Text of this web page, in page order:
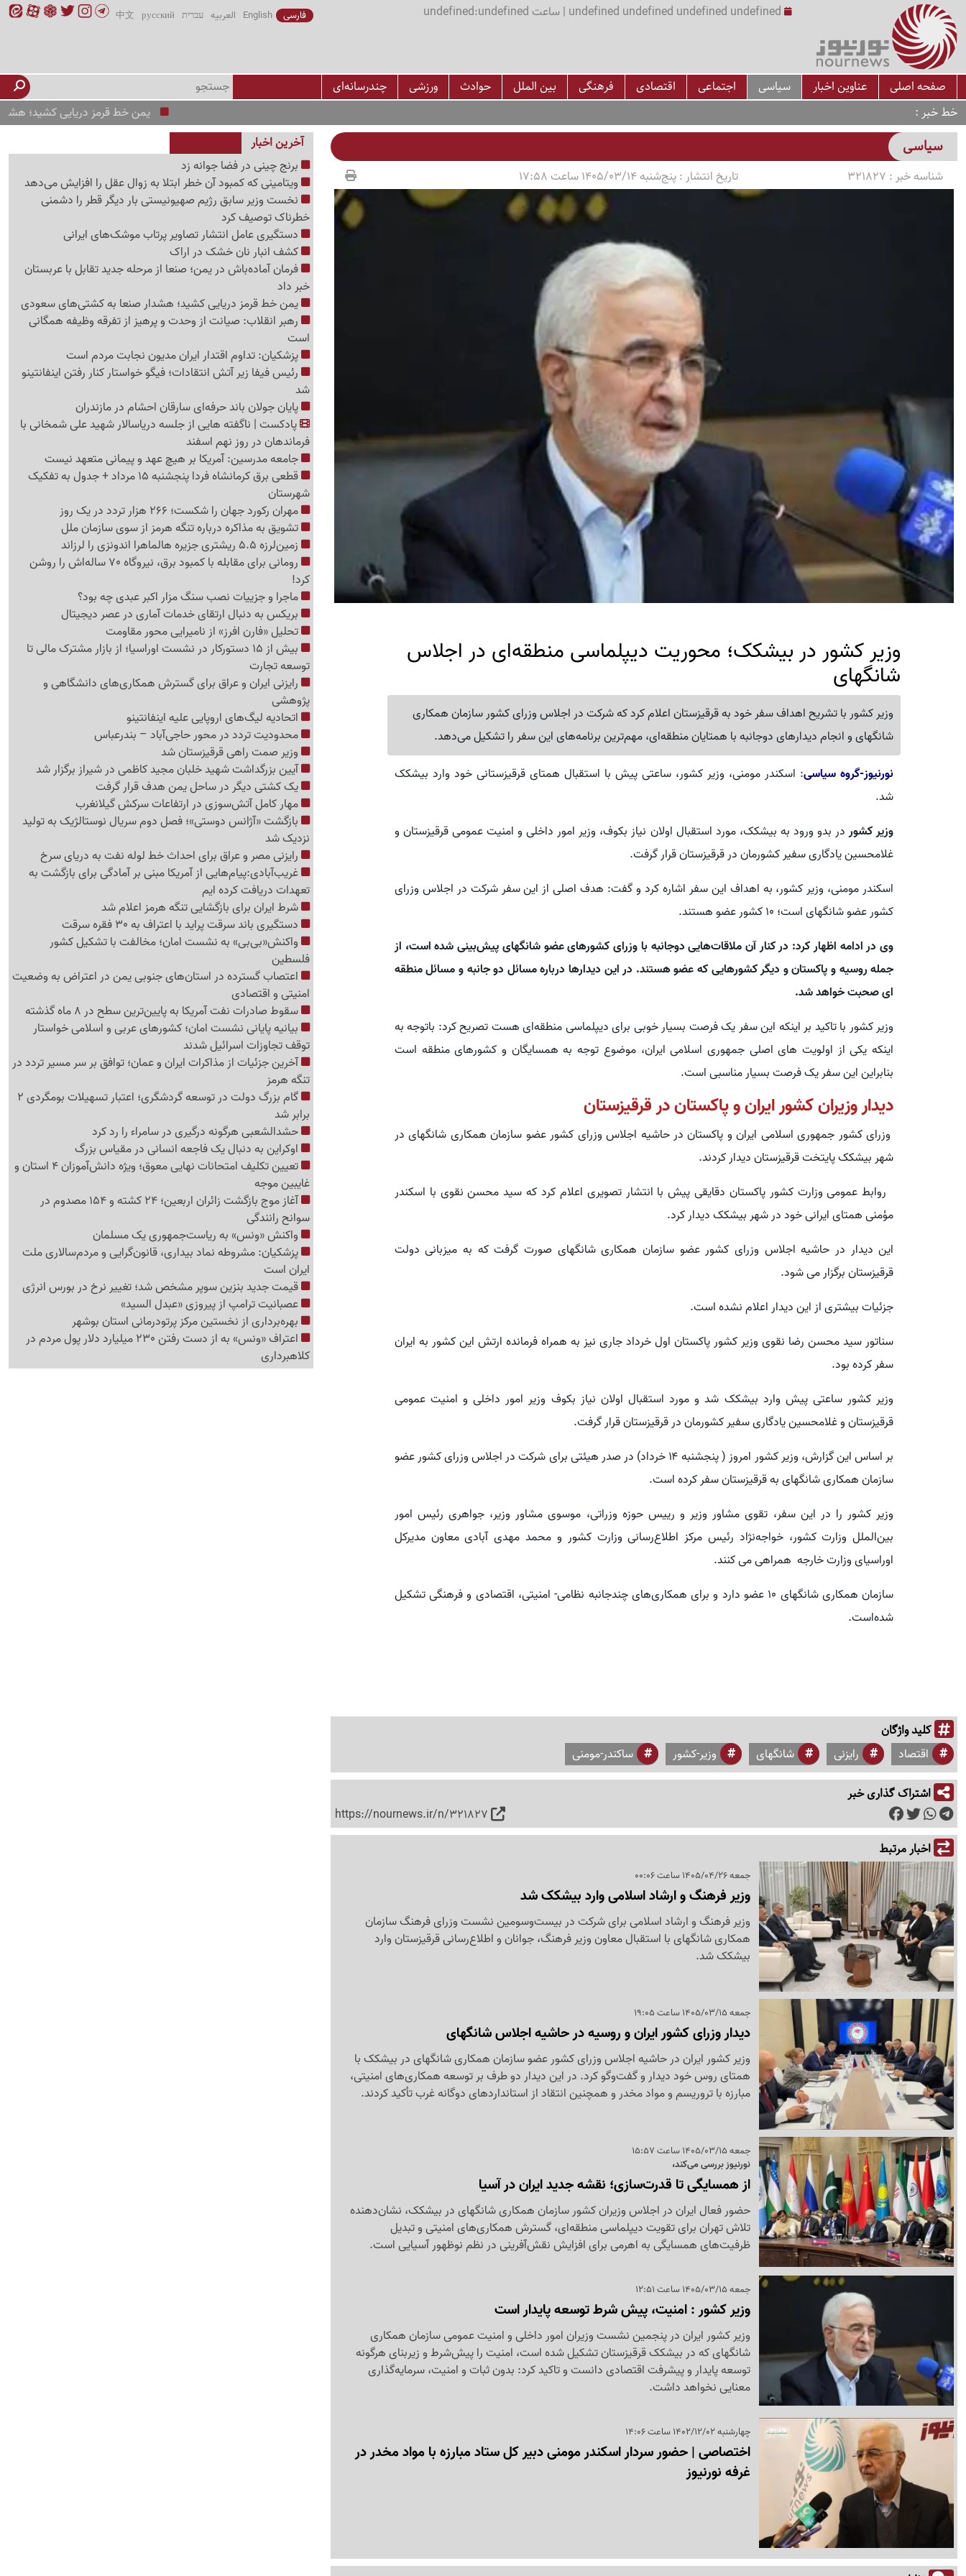
undefined undefined undefined undefined | ساعت undefined:undefined فارسی English العربیه עברית русский
中文
صفحه اصلی عناوین اخبار سیاسی اجتماعی اقتصادی فرهنگی بین الملل حوادث ورزشی
چندرسانه‌ای
خط خبر
یمن خط قرمز دریایی کشید؛ هشدار
سیاسی
شناسه خبر : 321827 تاریخ انتشار :پنج‌شنبه 1405/03/14 ساعت 17:58
وزیر کشور در بیشکک؛ محوریت دیپلماسی منطقه‌ای در اجلاس
شانگهای
وزیر کشور با تشریح اهداف سفر خود به قرقیزستان اعلام کرد که شرکت در اجلاس وزرای کشور سازمان همکاری
شانگهای و انجام دیدارهای دوجانبه با همتایان منطقه‌ای، مهم‌ترین برنامه‌های این سفر را تشکیل می‌دهد.
نورنیوز-گروه سیاسی: اسکندر مومنی، وزیر کشور، ساعتی پیش با استقبال همتای قرقیزستانی خود وارد بیشکک
شد.
وزیر کشوردر بدو ورود به بیشکک، مورد استقبال اولان نیاز بکوف، وزیر امور داخلی و امنیت عمومی قرقیزستان و
غلامحسین یادگاری سفیر کشورمان در قرقیزستان قرار گرفت.
اسکندر مومنی، وزیر کشور، به اهداف این سفر اشاره کرد و گفت: هدف اصلی از این سفر شرکت در اجلاس وزرای
کشور عضو شانگهای است؛ ۱۰ کشور عضو هستند.
وی در ادامه اظهار کرد: در کنار آن ملاقات‌هایی دوجانبه با وزرای کشورهای عضو شانگهای پیش‌بینی شده است، از
جمله روسیه و پاکستان و دیگر کشورهایی که عضو هستند. در این دیدارها درباره مسائل دو جانبه و مسائل منطقه
ای صحبت خواهد شد.
وزیر کشور با تاکید بر اینکه این سفر یک فرصت بسیار خوبی برای دیپلماسی منطقه‌ای هست تصریح کرد: باتوجه به
اینکه یکی از اولویت های اصلی جمهوری اسلامی ایران، موضوع توجه به همسایگان و کشورهای منطقه است
بنابراین این سفر یک فرصت بسیار مناسبی است.
دیدار وزیران کشور ایران و پاکستان در قرقیزستان
وزرای کشور جمهوری اسلامی ایران و پاکستان در حاشیه اجلاس وزرای کشور عضو سازمان همکاری‌ شانگهای در
شهر بیشکک پایتخت قرقیزستان دیدار کردند.
روابط عمومی وزارت کشور پاکستان دقایقی پیش با انتشار تصویری اعلام کرد که سید محسن نقوی با اسکندر
مؤمنی همتای ایرانی خود در شهر بیشکک دیدار کرد.
این دیدار در حاشیه اجلاس وزرای کشور عضو سازمان همکاری‌ شانگهای صورت گرفت که به میزبانی دولت
قرقیزستان برگزار می شود.
جزئیات بیشتری از این دیدار اعلام نشده است.
سناتور سید محسن رضا نقوی وزیر کشور پاکستان اول خرداد جاری نیز به همراه فرمانده ارتش این کشور به ایران
سفر کرده بود.
وزیر کشور ساعتی پیش وارد بیشکک شد و مورد استقبال اولان نیاز بکوف وزیر امور داخلی و امنیت عمومی
قرقیزستان و غلامحسین یادگاری سفیر کشورمان در قرقیزستان قرار گرفت.
بر اساس این گزارش، وزیر کشور امروز ( پنجشنبه ۱۴ خرداد) در صدر هیئتی برای شرکت در اجلاس وزرای کشور عضو
سازمان همکاری‌ شانگهای به قرقیزستان سفر کرده است.
وزیر کشور را در این سفر، تقوی مشاور وزیر و رییس حوزه وزراتی، موسوی مشاور وزیر، جواهری رئیس امور
بین‌الملل وزارت کشور، خواجه‌نژاد رئیس مرکز اطلاع‌رسانی وزارت کشور و محمد مهدی آبادی معاون مدیرکل
اوراسیای وزارت خارجه همراهی می کنند.
سازمان همکاری شانگهای ۱۰ عضو دارد و برای همکاری‌های چندجانبه نظامی- امنیتی، اقتصادی و فرهنگی تشکیل
شده‌است.
کلید واژگان
اقتصاد رایزنی شانگهای وزیر-کشور ساکندر-مومنی
اشتراک گذاری خبر
https://nournews.ir/n/321827
اخبار مرتبط
جمعه 1405/04/26 ساعت 00:06
وزیر فرهنگ و ارشاد اسلامی وارد بیشکک شد
وزیر فرهنگ و ارشاد اسلامی برای شرکت در بیست‌وسومین نشست وزرای فرهنگ سازمان
همکاری شانگهای با استقبال معاون وزیر فرهنگ، جوانان و اطلاع‌رسانی قرقیزستان وارد
بیشکک شد.
جمعه 1405/03/15 ساعت 19:05
دیدار وزرای کشور ایران و روسیه در حاشیه اجلاس شانگهای
وزیر کشور ایران در حاشیه اجلاس وزرای کشور عضو سازمان همکاری شانگهای در بیشکک با
همتای روس خود دیدار و گفت‌وگو کرد. در این دیدار دو طرف بر توسعه همکاری‌های امنیتی،
مبارزه با تروریسم و مواد مخدر و همچنین انتقاد از استانداردهای دوگانه غرب تأکید کردند.
جمعه 1405/03/15 ساعت 15:57
نورنیوز بررسی می‌کند،
از همسایگی تا قدرت‌سازی؛ نقشه جدید ایران در آسیا
حضور فعال ایران در اجلاس وزیران کشور سازمان همکاری شانگهای در بیشکک، نشان‌دهنده
تلاش تهران برای تقویت دیپلماسی منطقه‌ای، گسترش همکاری‌های امنیتی و تبدیل
ظرفیت‌های همسایگی به اهرمی برای افزایش نقش‌آفرینی در نظم نوظهور آسیایی است.
جمعه 1405/03/15 ساعت 12:51
وزیر کشور : امنیت، پیش شرط توسعه پایدار است
وزیر کشور ایران در پنجمین نشست وزیران امور داخلی و امنیت عمومی سازمان همکاری
شانگهای که در بیشکک قرقیزستان تشکیل شده است، امنیت را پیش‌شرط و زیربنای هرگونه
توسعه پایدار و پیشرفت اقتصادی دانست و تاکید کرد: بدون ثبات و امنیت، سرمایه‌گذاری
معنایی نخواهد داشت.
چهارشنبه 1402/12/02 ساعت 14:06
اختصاصی | حضور سردار اسکندر مومنی دبیر کل ستاد مبارزه با مواد مخدر در
غرفه نورنیوز
آخرین اخبار
برنج چینی در فضا جوانه زد
ویتامینی که کمبود آن خطر ابتلا به زوال عقل را افزایش می‌دهد
نخست وزیر سابق رژیم صهیونیستی بار دیگر قطر را دشمنی
خطرناک توصیف کرد
دستگیری عامل انتشار تصاویر پرتاب موشک‌های ایرانی
کشف انبار نان خشک در اراک
فرمان آماده‌باش در یمن؛ صنعا از مرحله جدید تقابل با عربستان
خبر داد
یمن خط قرمز دریایی کشید؛ هشدار صنعا به کشتی‌های سعودی
رهبر انقلاب: صیانت از وحدت و پرهیز از تفرقه وظیفه همگانی
است
پزشکیان: تداوم اقتدار ایران مدیون نجابت مردم است
رئیس فیفا زیر آتش انتقادات؛ فیگو خواستار کنار رفتن اینفانتینو
شد
پایان جولان باند حرفه‌ای سارقان احشام در مازندران
پادکست | ناگفته هایی از جلسه دریاسالار شهید علی شمخانی با
فرماندهان در روز نهم اسفند
جامعه مدرسین: آمریکا بر هیچ عهد و پیمانی متعهد نیست
قطعی برق کرمانشاه فردا پنجشنبه 15 مرداد + جدول به تفکیک
شهرستان
مهران رکورد جهان را شکست؛ 266 هزار تردد در یک روز
تشویق به مذاکره درباره تنگه هرمز از سوی سازمان ملل
زمین‌لرزه 5.5 ریشتری جزیره هالماهرا اندونزی را لرزاند
رومانی برای مقابله با کمبود برق، نیروگاه 70 ساله‌اش را روشن
کرد!
ماجرا و جزییات نصب سنگ مزار اکبر عبدی چه بود؟
بریکس به دنبال ارتقای خدمات آماری در عصر دیجیتال
تحلیل «فارن افرز» از نامیرایی محور مقاومت
بیش از 15 دستورکار در نشست اوراسیا؛ از بازار مشترک مالی تا
توسعه تجارت
رایزنی ایران و عراق برای گسترش همکاری‌های دانشگاهی و
پژوهشی
اتحادیه لیگ‌های اروپایی علیه اینفانتینو
محدودیت تردد در محور حاجی‌آباد – بندرعباس
وزیر صمت راهی قرقیزستان شد
آیین بزرگداشت شهید خلبان مجید کاظمی در شیراز برگزار شد
یک کشتی دیگر در ساحل یمن هدف قرار گرفت
مهار کامل آتش‌سوزی در ارتفاعات سرکش گیلانغرب
بازگشت «آژانس دوستی»؛ فصل دوم سریال نوستالژیک به تولید
نزدیک شد
رایزنی مصر و عراق برای احداث خط لوله نفت به دریای سرخ
غریب‌آبادی:پیام‌هایی از آمریکا مبنی بر آمادگی برای بازگشت به
تعهدات دریافت کرده ایم
شرط ایران برای بازگشایی تنگه هرمز اعلام شد
دستگیری باند سرقت پراید با اعتراف به 30 فقره سرقت
واکنش«بی‌بی» به نشست امان؛ مخالفت با تشکیل کشور
فلسطین
اعتصاب گسترده در استان‌های جنوبی یمن در اعتراض به وضعیت
امنیتی و اقتصادی
سقوط صادرات نفت آمریکا به پایین‌ترین سطح در 8 ماه گذشته
بیانیه پایانی نشست امان؛ کشورهای عربی و اسلامی خواستار
توقف تجاوزات اسرائیل شدند
آخرین جزئیات از مذاکرات ایران و عمان؛ توافق بر سر مسیر تردد در
تنگه هرمز
گام بزرگ دولت در توسعه گردشگری؛ اعتبار تسهیلات بومگردی 2
برابر شد
حشدالشعبی هرگونه درگیری در سامراء را رد کرد
اوکراین به دنبال یک فاجعه انسانی در مقیاس بزرگ
تعیین تکلیف امتحانات نهایی معوق؛ ویژه دانش‌آموزان 4 استان و
غایبین موجه
آغاز موج بازگشت زائران اربعین؛ 24 کشته و 154 مصدوم در
سوانح رانندگی
واکنش «ونس» به ریاست‌جمهوری یک مسلمان
پزشکیان: مشروطه نماد بیداری، قانون‌گرایی و مردم‌سالاری ملت
ایران است
قیمت جدید بنزین سوپر مشخص شد؛ تغییر نرخ در بورس انرژی
عصبانیت ترامپ از پیروزی «عبدل السید»
بهره‌برداری از نخستین مرکز پرتودرمانی استان بوشهر
اعتراف «ونس» به از دست رفتن 230 میلیارد دلار پول مردم در
کلاهبرداری